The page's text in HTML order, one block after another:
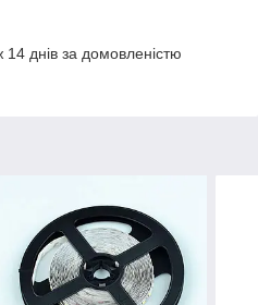
днів за домовленістю